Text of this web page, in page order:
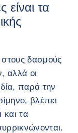
είναι τα
στους δασμούς
αλλά οι
παρά την
βλέπει
και τα